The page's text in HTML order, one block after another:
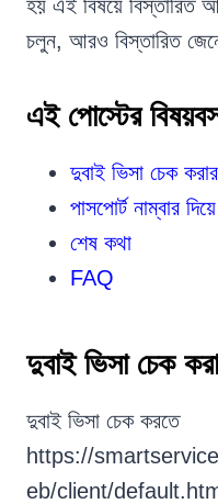
হয় এই বিষয়ে বিস্তারিত
চলুন, আরও বিস্তারিত
এই পোস্টের
দুবাই ভিসা চেক
পাসপোর্ট নাম্বার
শেষ কথা
FAQ
দুবাই ভিসা চেক
দুবাই ভিসা চেক করতে
https://
eb/client/